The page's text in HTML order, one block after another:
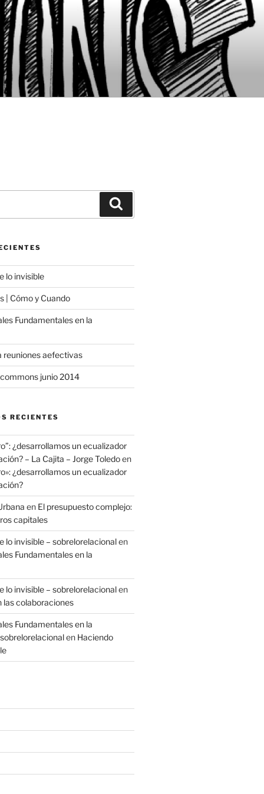
lo invisible
| Cómo y Cuando
Fundamentales en la
reuniones aefectivas
junio 2014
RECIENTES
¿desarrollamos un ecualizador
– La Cajita – Jorge Toledoen
¿desarrollamos un ecualizador
en El presupuesto complejo:
capitales
lo invisible – sobrelorelacionalen
Fundamentales en la
lo invisible – sobrelorelacionalen
las colaboraciones
Fundamentales en la
en Haciendo